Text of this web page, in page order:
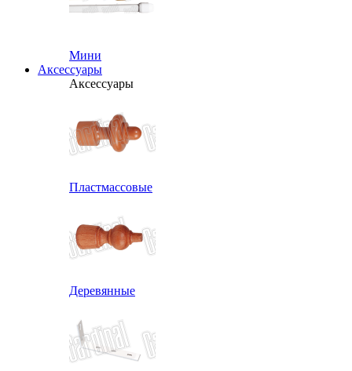
Мини
Аксессуары
Аксессуары
Пластмассовые
Деревянные